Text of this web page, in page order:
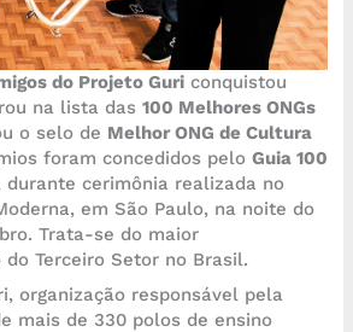
do Projeto Guriconquistou
na lista das 100 Melhores ONGs
o selo de Melhor ONG de Cultura
foram concedidos pelo Guia 100
durante cerimônia realizada no
em São Paulo, na noite do
Trata-se do maior
Terceiro Setor no Brasil.
organização responsável pela
mais de 330 polos de ensino